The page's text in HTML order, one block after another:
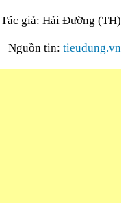
Tác giả: Hải Đường (TH)
Nguồn tin: tieudung.vn